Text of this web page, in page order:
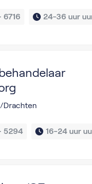
6716 24-36 uur
Drachten
5294 16-24 uur